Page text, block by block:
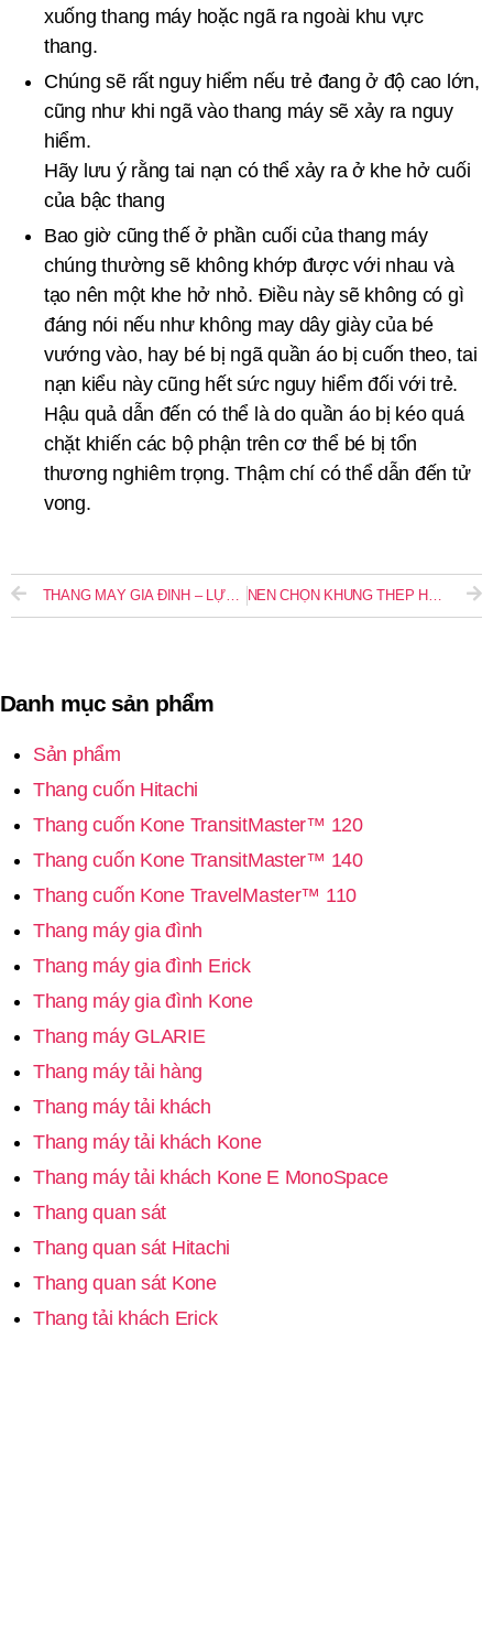
xuống thang máy hoặc ngã ra ngoài khu vực
thang.
Chúng sẽ rất nguy hiểm nếu trẻ đang ở độ cao lớn,
cũng như khi ngã vào thang máy sẽ xảy ra nguy
hiểm.
Hãy lưu ý rằng tai nạn có thể xảy ra ở khe hở cuối
của bậc thang
Bao giờ cũng thế ở phần cuối của thang máy
chúng thường sẽ không khớp được với nhau và
tạo nên một khe hở nhỏ. Điều này sẽ không có gì
đáng nói nếu như không may dây giày của bé
vướng vào, hay bé bị ngã quần áo bị cuốn theo, tai
nạn kiểu này cũng hết sức nguy hiểm đối với trẻ.
Hậu quả dẫn đến có thể là do quần áo bị kéo quá
chặt khiến các bộ phận trên cơ thể bé bị tổn
thương nghiêm trọng. Thậm chí có thể dẫn đến tử
vong.
THANG MÁY GIA ĐÌNH – LỰA CHỌN CHO NGÔI NHÀ HIỆN ĐẠI NÊN CHỌN KHUNG THÉP HAY CỘT BÊ TÔNG CHO KHUNG THANG MÁY
Danh mục sản phẩm
Sản phẩm
Thang cuốn Hitachi
Thang cuốn Kone TransitMaster™ 120
Thang cuốn Kone TransitMaster™ 140
Thang cuốn Kone TravelMaster™ 110
Thang máy gia đình
Thang máy gia đình Erick
Thang máy gia đình Kone
Thang máy GLARIE
Thang máy tải hàng
Thang máy tải khách
Thang máy tải khách Kone
Thang máy tải khách Kone E MonoSpace
Thang quan sát
Thang quan sát Hitachi
Thang quan sát Kone
Thang tải khách Erick